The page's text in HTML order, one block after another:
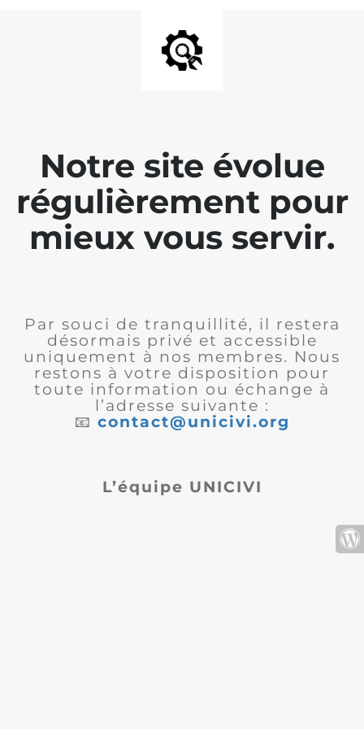
Notre site évolue
régulièrement pour
mieux vous servir.
Par souci de tranquillité, il restera
désormais privé et accessible
uniquement à nos membres. Nous
restons à votre disposition pour
toute information ou échange à
l’adresse suivante :
📧 contact@unicivi.org
L’équipe UNICIVI